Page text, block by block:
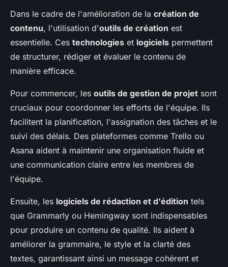
Dans le cadre de l'amélioration de la création de
contenu, l'utilisation d'outils de création est
essentielle. Ces technologies et logiciels permettent
de structurer, rédiger et évaluer le contenu de
manière efficace.
Pour commencer, les outils de gestion de projet sont
cruciaux pour coordonner les efforts de l'équipe. Ils
facilitent la planification, l'assignation des tâches et le
suivi des délais. Des plateformes comme Trello ou
Asana aident à maintenir une organisation fluide et
une communication claire entre les membres de
l'équipe.
Ensuite, les logiciels de rédaction et d'édition tels
que Grammarly ou Hemingway sont indispensables
pour produire un contenu de qualité. Ils aident à
améliorer la grammaire, le style et la clarté des
textes, garantissant ainsi un message cohérent et